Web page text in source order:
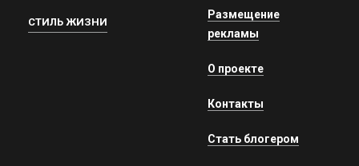
СТИЛЬ ЖИЗНИ
Размещение
рекламы
О проекте
Контакты
Стать блогером